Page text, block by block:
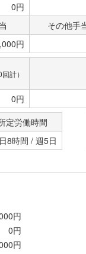
0円
その他手
円
計）
0円
定労働時間
8時間 / 週5日
円
0円
円